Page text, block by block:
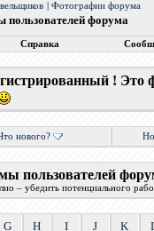
Фотографии форума
пользователей форума
Справка
!
нового?
пользователей
– убедить потенциального
G H I J K